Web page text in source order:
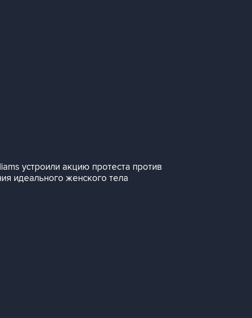
устроили акцию протеста против
идеального женского тела